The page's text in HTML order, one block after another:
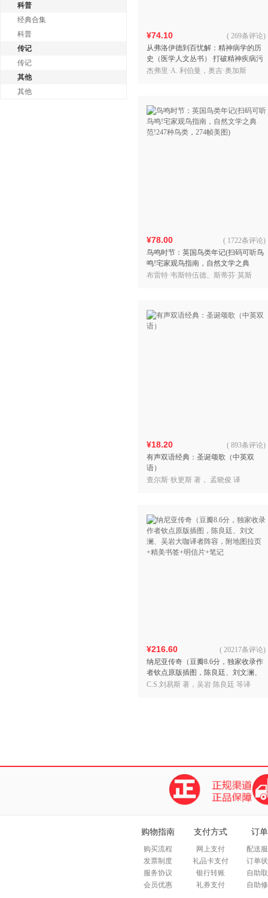
科普
经典合集
科普
传记
传记
其他
其他
¥74.10
从弗洛伊德到百忧解：精神病学的历
史（医学人文丛书） 打破精神疾病污
名 了解精神疾病真相 专业科普 奇闻
( 269条评论)
杰弗里·A. 利伯曼，奥吉·奥加斯
¥78.00
鸟鸣时节：英国鸟类年记(扫码可听鸟
鸣!宅家观鸟指南，自然文学之典
范!247种鸟类，274帧美图)
( 1722条评论)
布雷特·韦斯特伍德、斯蒂芬·莫斯
¥18.20
有声双语经典：圣诞颂歌（中英双
语）
( 893条评论)
查尔斯·狄更斯 著， 孟晓俊 译
¥216.60
纳尼亚传奇（豆瓣8.6分，独家收录作
者钦点原版插图，陈良廷、刘文澜、
吴岩大咖译者阵容，附地图拉页+精美
( 20217条评论)
C.S.刘易斯 著，吴岩 陈良廷 等译
购物指南
购买流程
发票制度
服务协议
会员优惠
支付方式
网上支付
礼品卡支付
银行转账
礼券支付
订
配送
订单
自助
自助